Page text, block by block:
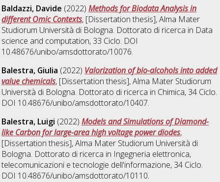
Baldazzi, Davide (2022)Methods for Biodata Analysis in
different Omic Contexts, [Dissertation thesis], Alma Mater
Studiorum Università di Bologna. Dottorato di ricerca in Data
science and computation, 33 Ciclo. DOI
10.48676/unibo/amsdottorato/10076.
Balestra, Giulia (2022) Valorization of bio-alcohols into added
value chemicals, [Dissertation thesis], Alma Mater Studiorum
Università di Bologna. Dottorato di ricerca in Chimica, 34 Ciclo.
DOI 10.48676/unibo/amsdottorato/10407.
Balestra, Luigi (2022)Models and Simulations of Diamond-
like Carbon for large-area high voltage power diodes,
[Dissertation thesis], Alma Mater Studiorum Università di
Bologna. Dottorato di ricerca in Ingegneria elettronica,
telecomunicazioni e tecnologie dell'informazione, 34 Ciclo.
DOI 10.48676/unibo/amsdottorato/10110.